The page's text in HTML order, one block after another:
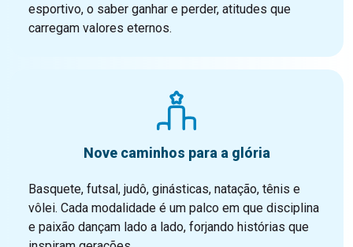
esportivo, o saber ganhar e perder, atitudes que
carregam valores eternos.
Nove caminhos para a glória
Basquete, futsal, judô, ginásticas, natação, tênis e
vôlei. Cada modalidade é um palco em que disciplina
e paixão dançam lado a lado, forjando histórias que